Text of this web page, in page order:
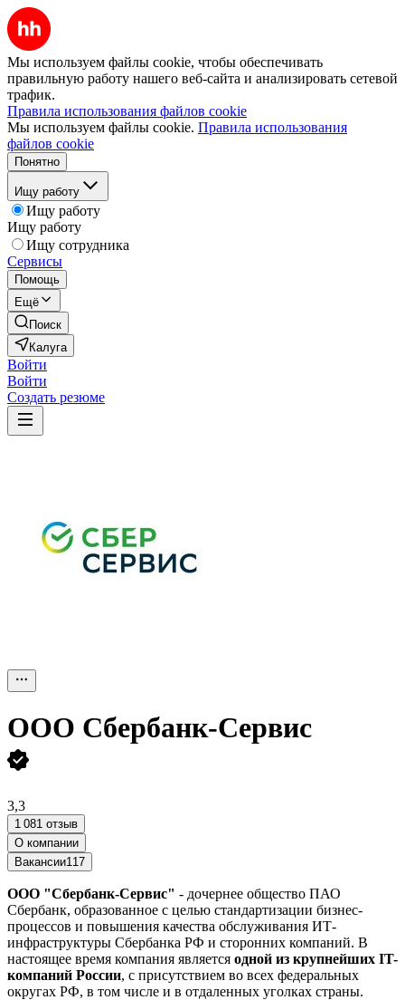
Мы используем файлы cookie, чтобы обеспечивать
правильную работу нашего веб-сайта и анализировать сетевой
трафик.
Правила использования файлов cookie
Мы используем файлы cookie. Правила использования
файлов cookie
Понятно
Ищу работу
Ищу работу
Ищу работу
Ищу сотрудника
Сервисы
Помощь
Ещё
Поиск
Калуга
Войти
Войти
Создать резюме
ООО Сбербанк-Сервис
3,3
1 081 отзыв
О компании
Вакансии117
ООО "Сбербанк-Сервис" - дочернее общество ПАО
Сбербанк, образованное с целью стандартизации бизнес-
процессов и повышения качества обслуживания ИТ-
инфраструктуры Сбербанка РФ и сторонних компаний. В
настоящее время компания является одной из крупнейших IT-
компаний России, с присутствием во всех федеральных
округах РФ, в том числе и в отдаленных уголках страны.